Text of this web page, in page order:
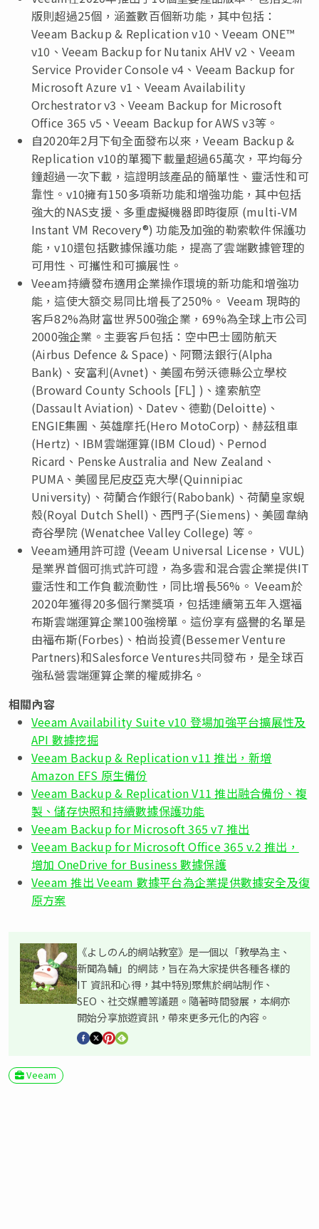
版則超過25個，涵蓋數百個新功能，其中包括：
Veeam Backup & Replication v10、Veeam ONE™
v10、Veeam Backup for Nutanix AHV v2、Veeam
Service Provider Console v4、Veeam Backup for
Microsoft Azure v1、Veeam Availability
Orchestrator v3、Veeam Backup for Microsoft
Office 365 v5、Veeam Backup for AWS v3等。
自2020年2月下旬全面發布以來，Veeam Backup &
Replication v10的單獨下載量超過65萬次，平均每分
鐘超過一次下載，這證明該產品的簡單性、靈活性和可
靠性。v10擁有150多項新功能和增強功能，其中包括
強大的NAS支援、多重虛擬機器即時復原 (multi-VM
Instant VM Recovery®) 功能及加強的勒索軟件保護功
能，v10還包括數據保護功能，提高了雲端數據管理的
可用性、可攜性和可擴展性。
Veeam持續發布適用企業操作環境的新功能和增強功
能，這使大額交易同比增長了250%。 Veeam 現時的
客戶82%為財富世界500強企業，69%為全球上市公司
2000強企業。主要客戶包括：空中巴士國防航天
(Airbus Defence & Space)、阿爾法銀行(Alpha
Bank)、安富利(Avnet)、美國布勞沃德縣公立學校
(Broward County Schools [FL] )、達索航空
(Dassault Aviation)、Datev、德勤(Deloitte)、
ENGIE集團、英雄摩托(Hero MotoCorp)、赫茲租車
(Hertz)、IBM雲端運算(IBM Cloud)、Pernod
Ricard、Penske Australia and New Zealand、
PUMA、美國昆尼皮亞克大學(Quinnipiac
University)、荷蘭合作銀行(Rabobank)、荷蘭皇家蜆
殼(Royal Dutch Shell)、西門子(Siemens)、美國韋納
奇谷學院 (Wenatchee Valley College) 等。
Veeam通用許可證 (Veeam Universal License，VUL)
是業界首個可擕式許可證，為多雲和混合雲企業提供IT
靈活性和工作負載流動性，同比增長56%。 Veeam於
2020年獲得20多個行業獎項，包括連續第五年入選福
布斯雲端運算企業100強榜單。這份享有盛譽的名單是
由福布斯(Forbes)、柏尚投資(Bessemer Venture
Partners)和Salesforce Ventures共同發布，是全球百
強私營雲端運算企業的權威排名。
相關內容
Veeam Availability Suite v10 登場加強平台擴展性及
API 數據挖掘
Veeam Backup & Replication v11 推出，新增
Amazon EFS 原生備份
Veeam Backup & Replication V11 推出融合備份、複
製、儲存快照和持續數據保護功能
Veeam Backup for Microsoft 365 v7 推出
Veeam Backup for Microsoft Office 365 v.2 推出，
增加 OneDrive for Business 數據保護
Veeam 推出 Veeam 數據平台為企業提供數據安全及復
原方案
《よしのん的網站教室》是一個以「教學為主、
新聞為輔」的網誌，旨在為大家提供各種各樣的
IT 資訊和心得，其中特別聚焦於網站制作、
SEO、社交媒體等議題。隨著時間發展，本網亦
開始分享旅遊資訊，帶來更多元化的內容。
Veeam